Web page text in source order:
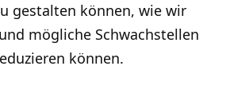
gestalten können, wie wir
mögliche Schwachstellen
können.